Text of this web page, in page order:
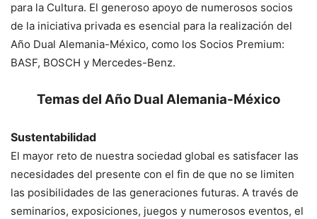
para la Cultura. El generoso apoyo de numerosos socios
de la iniciativa privada es esencial para la realización del
Año Dual Alemania-México, como los Socios Premium:
BASF, BOSCH y Mercedes-Benz.
Temas del Año Dual Alemania-México
Sustentabilidad
El mayor reto de nuestra sociedad global es satisfacer las
necesidades del presente con el fin de que no se limiten
las posibilidades de las generaciones futuras. A través de
seminarios, exposiciones, juegos y numerosos eventos, el